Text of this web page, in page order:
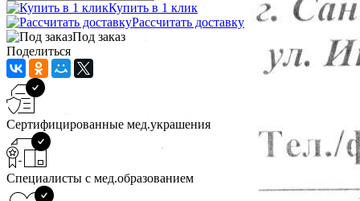
Купить в 1 клик
Рассчитать доставку
Под заказ
Поделиться
Сертифицированные мед.украшения
Специалисты с мед.образованием